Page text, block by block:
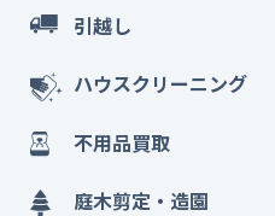
引越し
ハウスクリーニング
不用品買取
庭木剪定・造園